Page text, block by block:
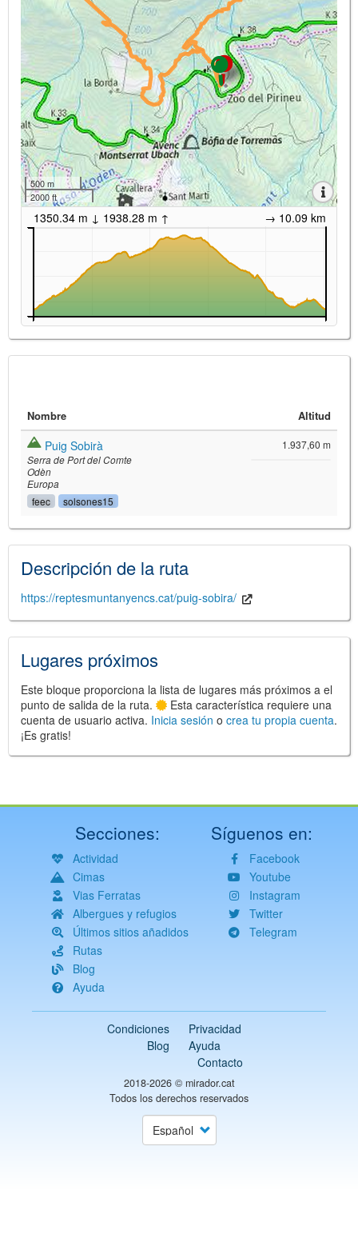
500 m
2000 ft
©Leaflet
and its contributors
©Institut Cartogràfic i Geològic de
1350.34 m ↓ 1938.28 m ↑ → 10.09 km
Nombre Altitud
Puig Sobirà
Serra de Port del Comte
Odèn
Europa
feec solsones15
1.937,60 m
Descripción de la ruta
https://reptesmuntanyencs.cat/puig-sobira/
Lugares próximos
Este bloque proporciona la lista de lugares más próximos a el
punto de salida de la ruta.
Esta característica requiere una
cuenta de usuario activa. Inicia sesión o crea tu propia cuenta.
¡Es gratis!
Secciones:
Actividad
Cimas
Vias Ferratas
Albergues y refugios
Últimos sitios añadidos
Rutas
Blog
Ayuda
Síguenos en:
Facebook
Youtube
Instagram
Twitter
Telegram
Condiciones
Privacidad
Blog
Ayuda
Contacto
2018-2026 © mirador.cat
Todos los derechos reservados
Select
your